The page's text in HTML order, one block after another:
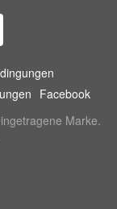
Facebook
Marke.